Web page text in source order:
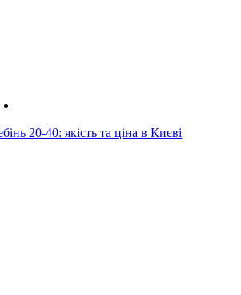
20-40: якість та ціна в Києві